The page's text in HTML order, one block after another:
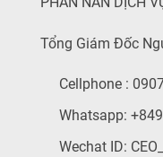
Tổng Giám Đốc
Cellphone :
Whatsapp:
Wechat ID: